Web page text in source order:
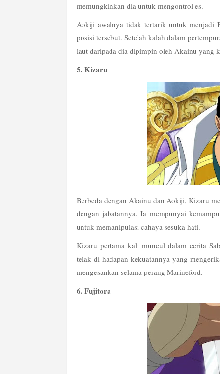
memungkinkan dia untuk mengontrol es.
Aokiji awalnya tidak tertarik untuk menjadi
posisi tersebut. Setelah kalah dalam
laut daripada dia dipimpin oleh Akainu yang
5. Kizaru
Berbeda dengan Akainu dan Aokiji, Kizaru
dengan jabatannya. Ia mempunyai
untuk memanipulasi cahaya sesuka hati.
Kizaru pertama kali muncul dalam cerita
telak di hadapan kekuatannya yang
mengesankan selama perang Marineford.
6. Fujitora